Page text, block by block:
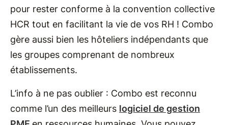
pour rester conforme à la convention collective
HCR tout en facilitant la vie de vos RH ! Combo
gère aussi bien les hôteliers indépendants que
les groupes comprenant de nombreux
établissements.
L’info à ne pas oublier : Combo est reconnu
comme l’un des meilleurs logiciel de gestion